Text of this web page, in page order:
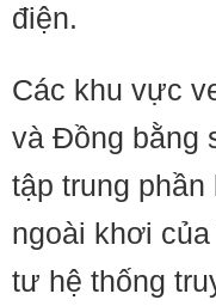
điện.
Các khu vực
và Đồng bằng
tập trung
ngoài khơi
tư hệ thống